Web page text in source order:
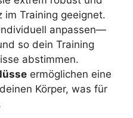
im Training geeignet.
anpassen—
so dein Training
abstimmen.
ermöglichen eine
Körper, was für